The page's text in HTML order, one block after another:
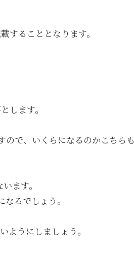
することとなります。
します。
で、いくらになるのかこちらも
ます。
るでしょう。
ようにしましょう。